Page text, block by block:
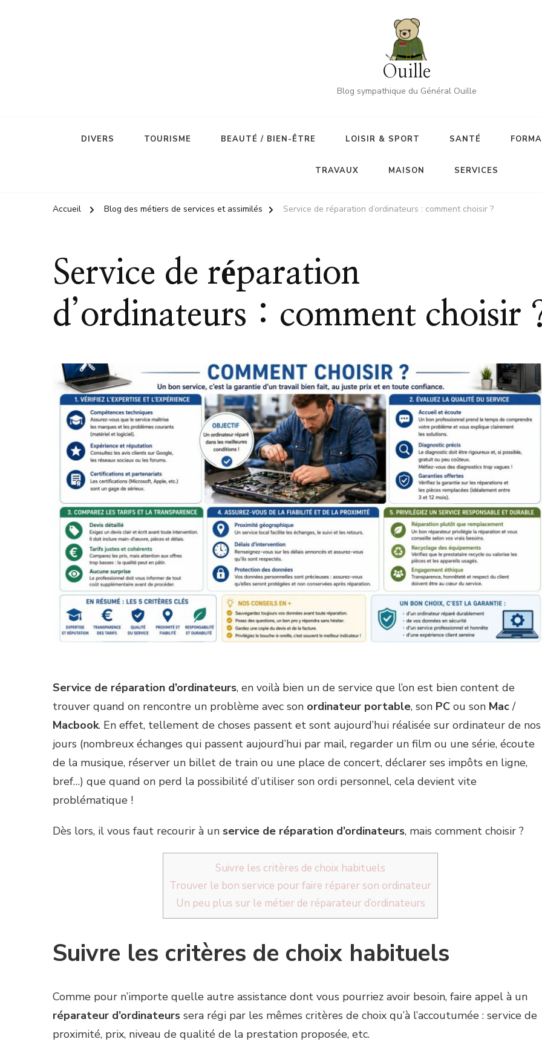
Ouille
Blog sympathique du Général Ouille
DIVERS TOURISME BEAUTÉ / BIEN-ÊTRE LOISIR & SPORT SANTÉ
TRAVAUX MAISON SERVICES
Accueil Blog des métiers de services et assimilés Service de réparation d’ordinateurs : comment choisir ?
Service de réparation
d’ordinateurs : comment choisir
Service de réparation d’ordinateurs, en voilà bien un de service que l’on est bien content de
trouver quand on rencontre un problème avec son ordinateur portable, son PC ou son Mac/
Macbook. En effet, tellement de choses passent et sont aujourd’hui réalisée sur ordinateur de nos
jours (nombreux échanges qui passent aujourd’hui par mail, regarder un film ou une série, écoute
de la musique, réserver un billet de train ou une place de concert, déclarer ses impôts en ligne,
bref…) que quand on perd la possibilité d’utiliser son ordi personnel, cela devient vite
problématique !
Dès lors, il vous faut recourir à un service de réparation d’ordinateurs, mais comment choisir ?
Suivre les critères de choix habituels
Trouver le bon service pour faire réparer son ordinateur
Un peu plus sur le métier de réparateur d’ordinateurs
Suivre les critères de choix habituels
Comme pour n’importe quelle autre assistance dont vous pourriez avoir besoin, faire appel à un
réparateur d’ordinateurs sera régi par les mêmes critères de choix qu’à l’accoutumée : service de
proximité, prix, niveau de qualité de la prestation proposée, etc.